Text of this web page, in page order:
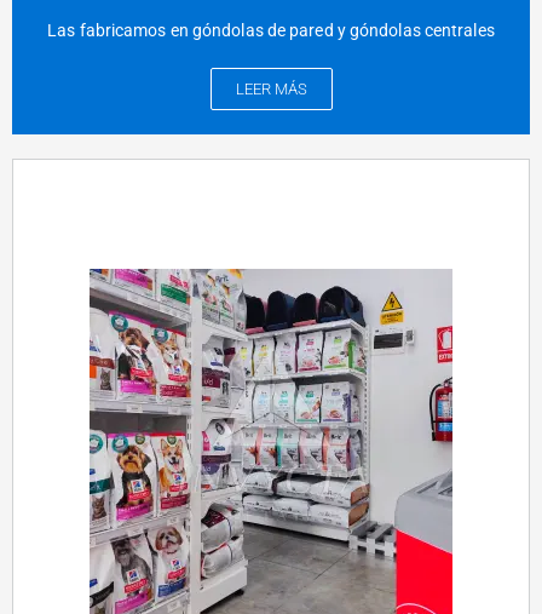
Las fabricamos en góndolas de pared y góndolas centrales
LEER MÁS